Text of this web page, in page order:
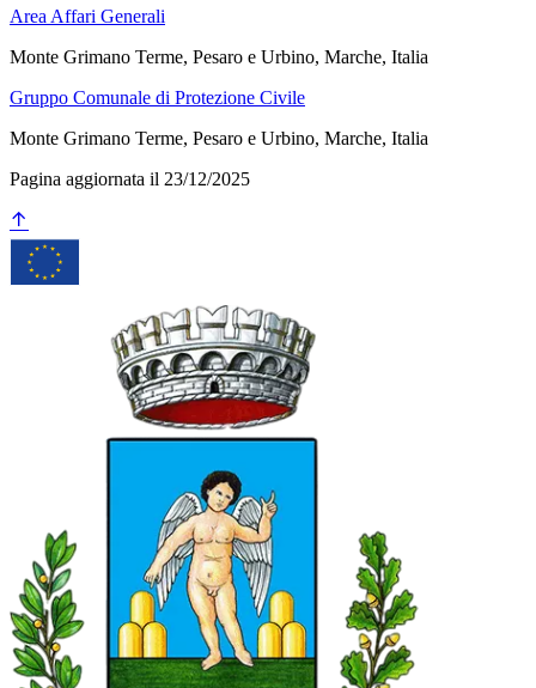
Area Affari Generali
Monte Grimano Terme, Pesaro e Urbino, Marche, Italia
Gruppo Comunale di Protezione Civile
Monte Grimano Terme, Pesaro e Urbino, Marche, Italia
Pagina aggiornata il 23/12/2025